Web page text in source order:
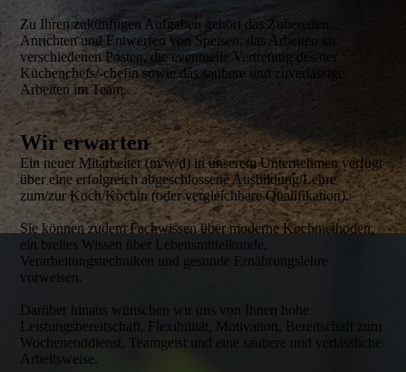
Zu Ihren zukünftigen Aufgaben gehört das Zubereiten,
Anrichten und Entwerfen von Speisen, das Arbeiten an
verschiedenen Posten, die eventuelle Vertretung des/der
Küchenchefs/-chefin sowie das saubere und zuverlässige
Arbeiten im Team.
Wir erwarten
Ein neuer Mitarbeiter (m/w/d) in unserem Unternehmen verfügt
über eine erfolgreich abgeschlossene Ausbildung/Lehre
zum/zur Koch/Köchin (oder vergleichbare Qualifikation).
Sie können zudem Fachwissen über moderne Kochmethoden,
ein breites Wissen über Lebensmittelkunde,
Verarbeitungstechniken und gesunde Ernährungslehre
vorweisen.
Darüber hinaus wünschen wir uns von Ihnen hohe
Leistungsbereitschaft, Flexibilität, Motivation, Bereitschaft zum
Wochenenddienst, Teamgeist und eine saubere und verlässliche
Arbeitsweise.